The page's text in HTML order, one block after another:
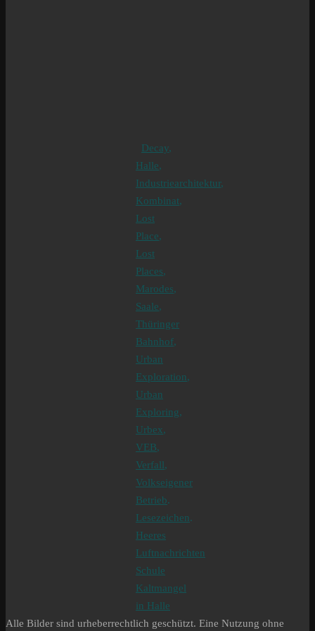
Decay,
Halle,
Industriearchitektur,
Kombinat,
Lost
Place,
Lost
Places,
Marodes,
Saale,
Thüringer
Bahnhof,
Urban
Exploration,
Urban
Exploring,
Urbex,
VEB,
Verfall,
Volkseigener
Betrieb.
Lesezeichen.
Heeres
Luftnachrichten
Schule
Kaltmangel
in Halle
Alle Bilder sind urheberrechtlich geschützt. Eine Nutzung ohne